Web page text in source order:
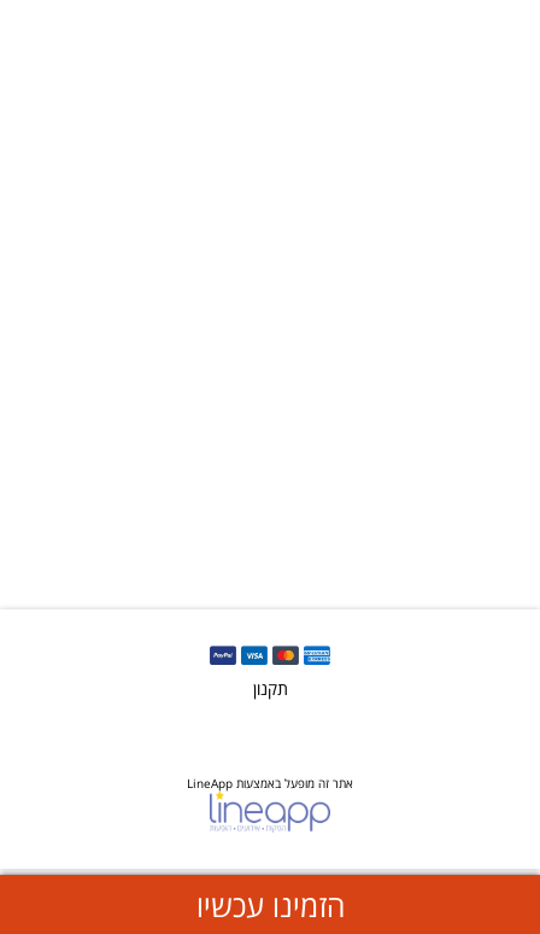
הזמינו עכשיו
תקנון
אתר זה מופעל באמצעות LineApp